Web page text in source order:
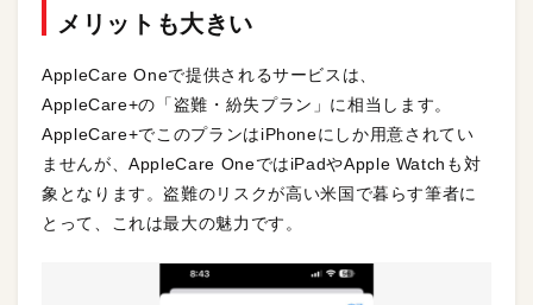
メリットも大きい
AppleCare Oneで提供されるサービスは、
AppleCare+の「盗難・紛失プラン」に相当します。
AppleCare+でこのプランはiPhoneにしか用意されてい
ませんが、AppleCare OneではiPadやApple Watchも対
象となります。盗難のリスクが高い米国で暮らす筆者に
とって、これは最大の魅力です。